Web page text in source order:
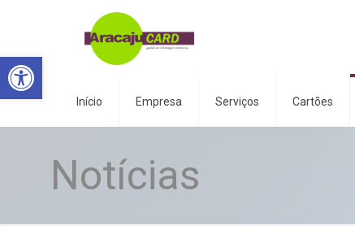
Abrir a barra de ferramentas
Início Empresa Serviços Cartões
Notícias